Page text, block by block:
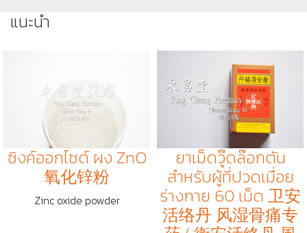
แนะนำ
ซิงค์ออกไซด์ ผง ZnO
氧化锌粉
Zinc oxide powder
ยาเม็ดวู๊ดล๊อกตัน
สำหรับผู้ที่ปวดเมื่อย
ร่างกาย 60 เม็ด 卫安
活络丹 风湿骨痛专